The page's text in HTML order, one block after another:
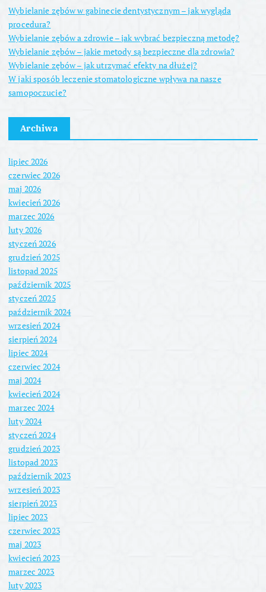
Wybielanie zębów w gabinecie dentystycznym – jak wygląda
procedura?
Wybielanie zębów a zdrowie – jak wybrać bezpieczną metodę?
Wybielanie zębów – jakie metody są bezpieczne dla zdrowia?
Wybielanie zębów – jak utrzymać efekty na dłużej?
W jaki sposób leczenie stomatologiczne wpływa na nasze
samopoczucie?
Archiwa
lipiec 2026
czerwiec 2026
maj 2026
kwiecień 2026
marzec 2026
luty 2026
styczeń 2026
grudzień 2025
listopad 2025
październik 2025
styczeń 2025
październik 2024
wrzesień 2024
sierpień 2024
lipiec 2024
czerwiec 2024
maj 2024
kwiecień 2024
marzec 2024
luty 2024
styczeń 2024
grudzień 2023
listopad 2023
październik 2023
wrzesień 2023
sierpień 2023
lipiec 2023
czerwiec 2023
maj 2023
kwiecień 2023
marzec 2023
luty 2023